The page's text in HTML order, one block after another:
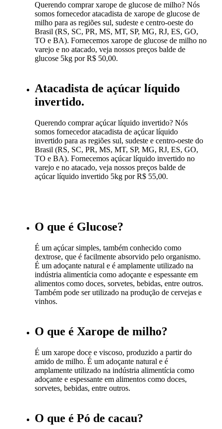
Querendo comprar xarope de glucose de milho? Nós
somos fornecedor atacadista de xarope de glucose de
milho para as regiões sul, sudeste e centro-oeste do
Brasil (RS, SC, PR, MS, MT, SP, MG, RJ, ES, GO,
TO e BA). Fornecemos xarope de glucose de milho no
varejo e no atacado, veja nossos preços balde de
glucose 5kg por R$ 50,00.
Atacadista de açúcar líquido
invertido.
Querendo comprar açúcar líquido invertido? Nós
somos fornecedor atacadista de açúcar líquido
invertido para as regiões sul, sudeste e centro-oeste do
Brasil (RS, SC, PR, MS, MT, SP, MG, RJ, ES, GO,
TO e BA). Fornecemos açúcar líquido invertido no
varejo e no atacado, veja nossos preços balde de
açúcar líquido invertido 5kg por R$ 55,00.
O que é Glucose?
É um açúcar simples, também conhecido como
dextrose, que é facilmente absorvido pelo organismo.
É um adoçante natural e é amplamente utilizado na
indústria alimentícia como adoçante e espessante em
alimentos como doces, sorvetes, bebidas, entre outros.
Também pode ser utilizado na produção de cervejas e
vinhos.
O que é Xarope de milho?
É um xarope doce e viscoso, produzido a partir do
amido de milho. É um adoçante natural e é
amplamente utilizado na indústria alimentícia como
adoçante e espessante em alimentos como doces,
sorvetes, bebidas, entre outros.
O que é Pó de cacau?